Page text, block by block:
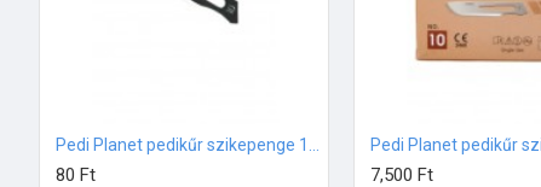
80 Ft 7,500 Ft